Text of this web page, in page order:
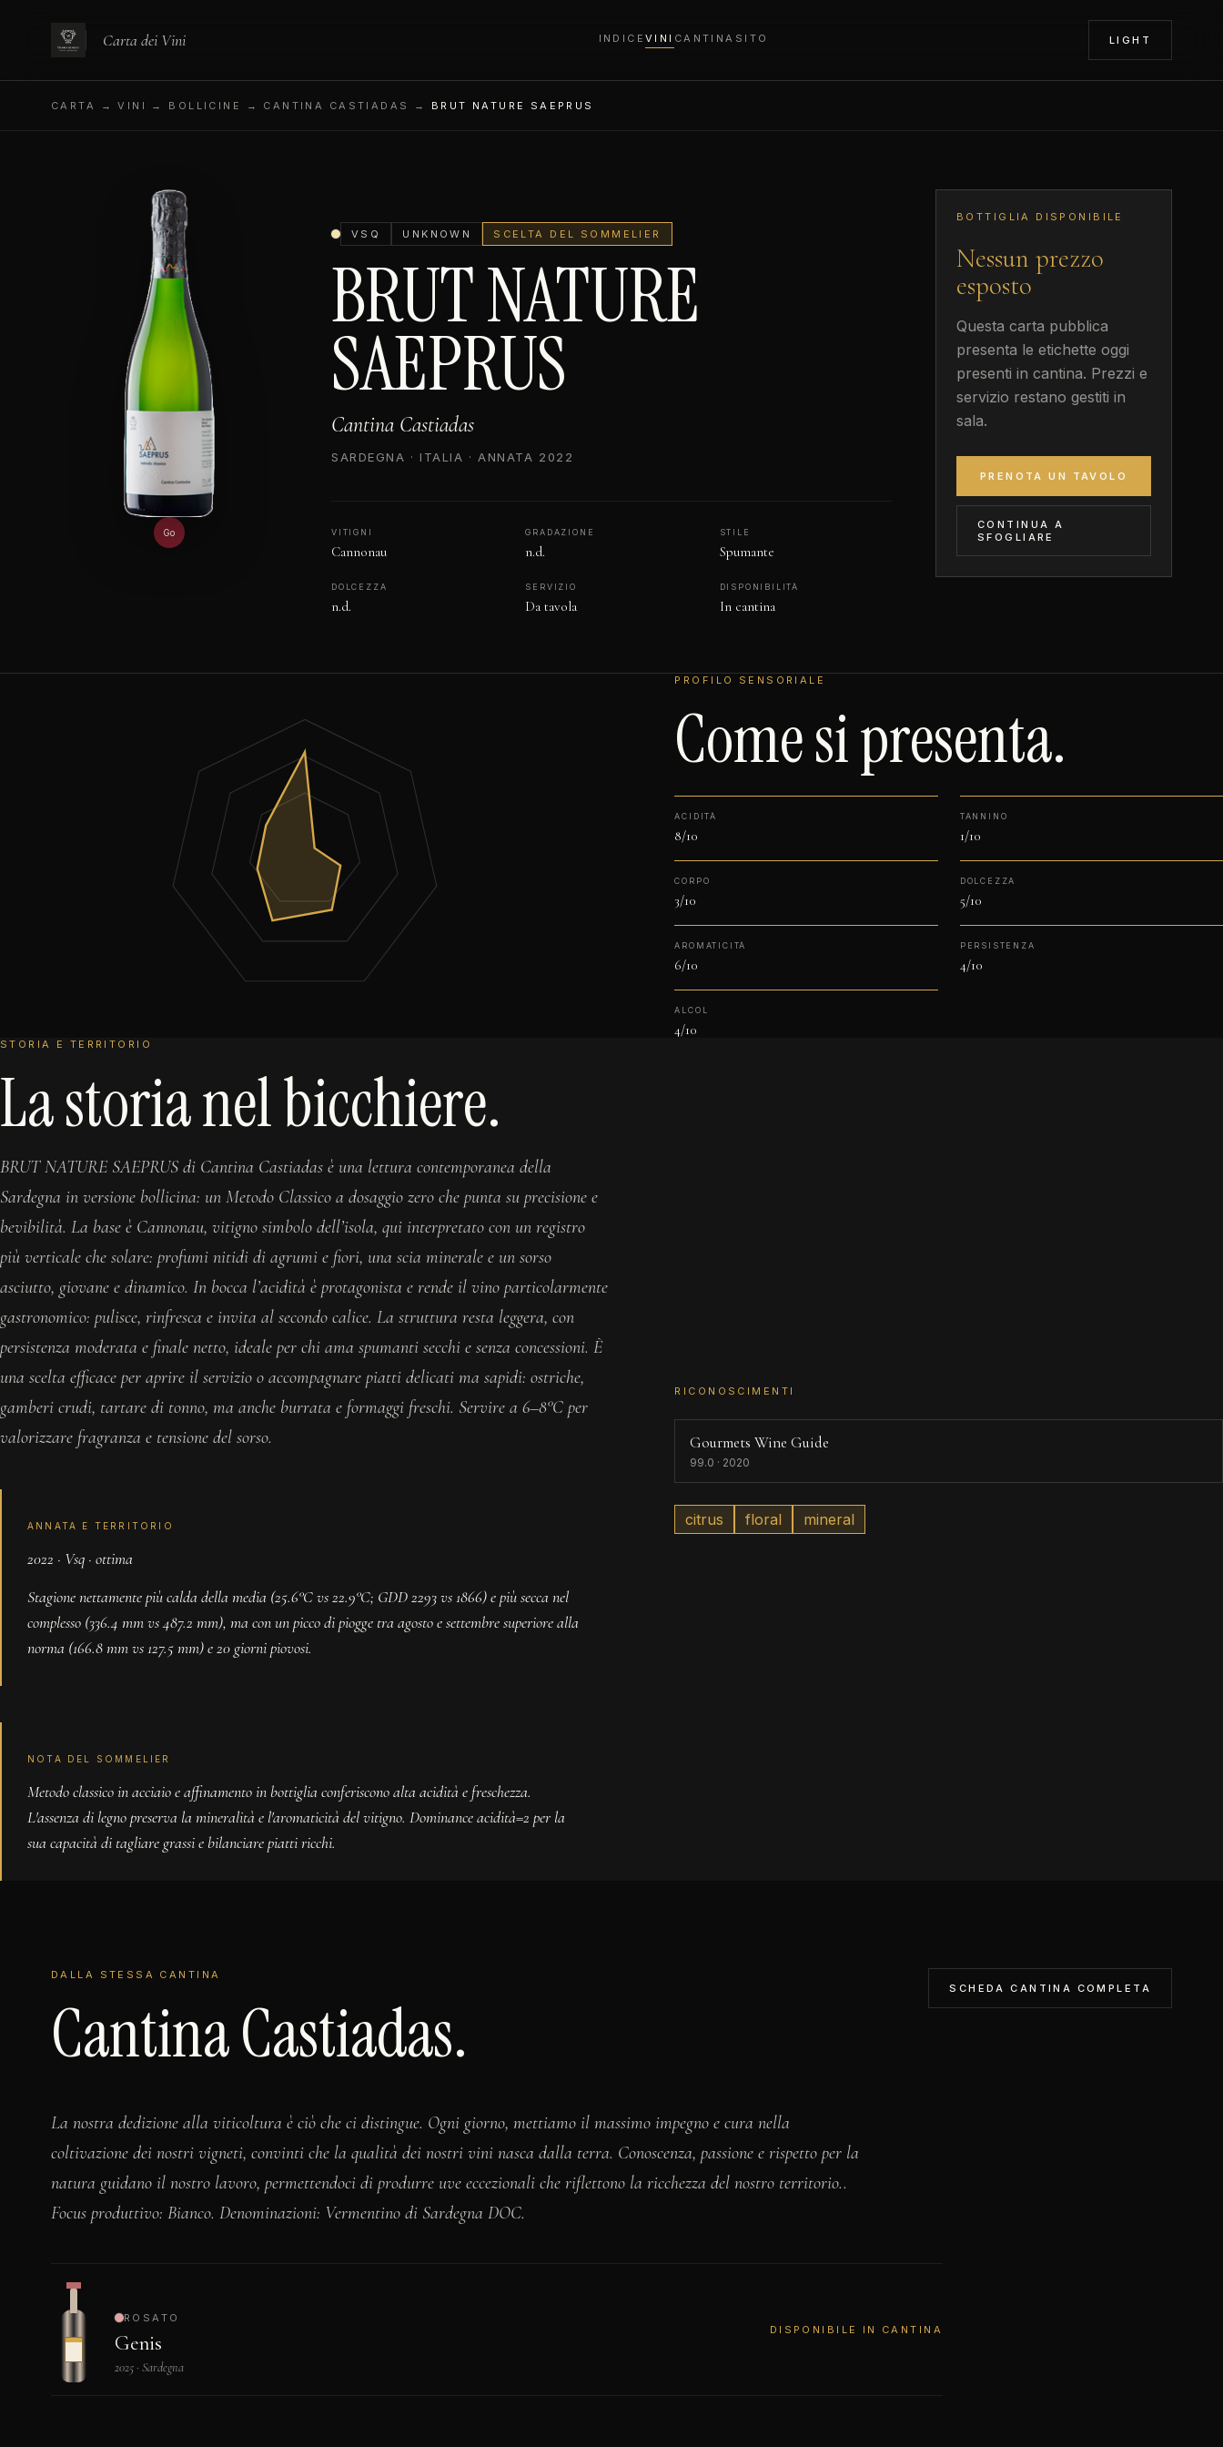
Carta dei Vini INDICEVINI CANTINA SITO LIGHT
CARTA → VINI → BOLLICINE → CANTINA CASTIADAS → BRUT NATURE SAEPRUS
Go
VSQ UNKNOWN SCELTA DEL SOMMELIER
BRUT NATURE
SAEPRUS
Cantina Castiadas
SARDEGNA · ITALIA · ANNATA 2022
VITIGNI
Cannonau
GRADAZIONE
n.d.
STILE
Spumante
DOLCEZZA
n.d.
SERVIZIO
Da tavola
DISPONIBILITÀ
In cantina
BOTTIGLIA DISPONIBILE
Nessun prezzo
esposto
Questa carta pubblica
presenta le etichette oggi
presenti in cantina. Prezzi e
servizio restano gestiti in
sala.
PRENOTA UN TAVOLO
CONTINUA A
SFOGLIARE
PROFILO SENSORIALE
Come si presenta.
ACIDITÀ
8/10
TANNINO
1/10
CORPO
3/10
DOLCEZZA
5/10
AROMATICITÀ
6/10
PERSISTENZA
4/10
ALCOL
4/10
STORIA E TERRITORIO
La storia nel bicchiere.
BRUT NATURE SAEPRUS di Cantina Castiadas è una lettura contemporanea della
Sardegna in versione bollicina: un Metodo Classico a dosaggio zero che punta su precisione e
bevibilità. La base è Cannonau, vitigno simbolo dell’isola, qui interpretato con un registro
più verticale che solare: profumi nitidi di agrumi e fiori, una scia minerale e un sorso
asciutto, giovane e dinamico. In bocca l’acidità è protagonista e rende il vino particolarmente
gastronomico: pulisce, rinfresca e invita al secondo calice. La struttura resta leggera, con
persistenza moderata e finale netto, ideale per chi ama spumanti secchi e senza concessioni. È
una scelta efficace per aprire il servizio o accompagnare piatti delicati ma sapidi: ostriche,
gamberi crudi, tartare di tonno, ma anche burrata e formaggi freschi. Servire a 6–8°C per
valorizzare fragranza e tensione del sorso.
ANNATA E TERRITORIO
2022 · Vsq · ottima
Stagione nettamente più calda della media (25.6°C vs 22.9°C; GDD 2293 vs 1866) e più secca nel
complesso (336.4 mm vs 487.2 mm), ma con un picco di piogge tra agosto e settembre superiore alla
norma (166.8 mm vs 127.5 mm) e 20 giorni piovosi.
NOTA DEL SOMMELIER
Metodo classico in acciaio e affinamento in bottiglia conferiscono alta acidità e freschezza.
L'assenza di legno preserva la mineralità e l'aromaticità del vitigno. Dominance acidità=2 per la
sua capacità di tagliare grassi e bilanciare piatti ricchi.
RICONOSCIMENTI
Gourmets Wine Guide
99.0 · 2020
citrus floral mineral
DALLA STESSA CANTINA
Cantina Castiadas.
SCHEDA CANTINA COMPLETA
La nostra dedizione alla viticoltura è ciò che ci distingue. Ogni giorno, mettiamo il massimo impegno e cura nella
coltivazione dei nostri vigneti, convinti che la qualità dei nostri vini nasca dalla terra. Conoscenza, passione e rispetto per la
natura guidano il nostro lavoro, permettendoci di produrre uve eccezionali che riflettono la ricchezza del nostro territorio..
Focus produttivo: Bianco. Denominazioni: Vermentino di Sardegna DOC.
ROSATO
Genis
2025 · Sardegna
DISPONIBILE IN CANTINA